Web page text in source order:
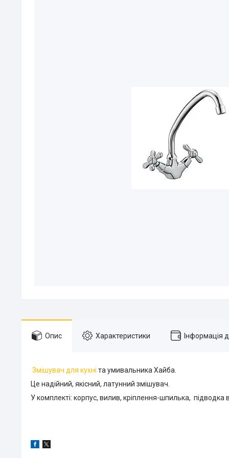
Опис Характеристики Інформація
Змішувач для кухні та умивальника Хайба.
Це надійний, якісний, латунний змішувач.
У комплекті: корпус, вилив, кріплення-шпилька, підводка